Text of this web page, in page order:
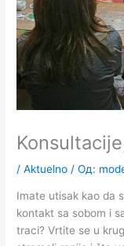
/Aktuelno / Од:
Imate utisak kao da
kontakt sa sobom i
traci? Vrtite se u